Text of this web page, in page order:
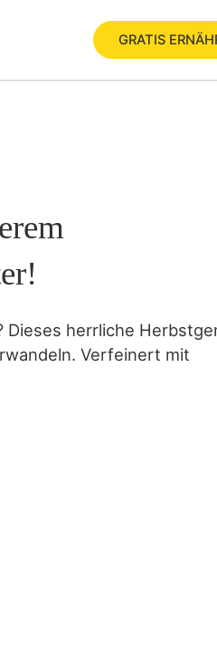
GRATIS
Dieses herrliche
Verfeinert mit